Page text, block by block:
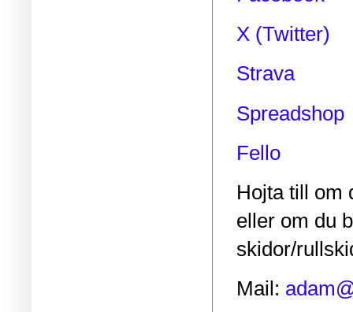
X (Twitter)
Strava
Spreadshop
Fello
Hojta till om
eller om du
skidor/
Mail: